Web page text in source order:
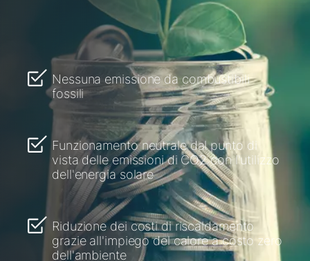
Nessuna emissione da combustibili
fossili
Funzionamento neutrale dal punto di
vista delle emissioni di CO2 con l'utilizzo
dell'energia solare
Riduzione dei costi di riscaldamento
grazie all'impiego del calore a costo zero
dell'ambiente